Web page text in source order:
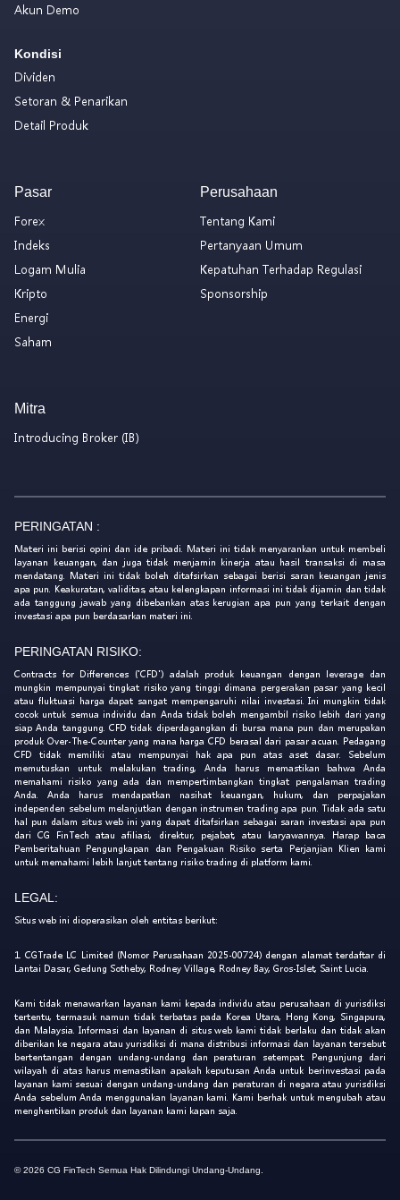
Akun Demo
Kondisi
Dividen
Setoran & Penarikan
Detail Produk
Pasar
Forex
Indeks
Logam Mulia
Kripto
Energi
Saham
Perusahaan
Tentang Kami
Pertanyaan Umum
Kepatuhan Terhadap Regulasi
Sponsorship
Mitra
Introducing Broker (IB)
PERINGATAN :
Materi ini berisi opini dan ide pribadi. Materi ini tidak menyarankan untuk membeli
layanan keuangan, dan juga tidak menjamin kinerja atau hasil transaksi di masa
mendatang. Materi ini tidak boleh ditafsirkan sebagai berisi saran keuangan jenis
apa pun. Keakuratan, validitas, atau kelengkapan informasi ini tidak dijamin dan tidak
ada tanggung jawab yang dibebankan atas kerugian apa pun yang terkait dengan
investasi apa pun berdasarkan materi ini.
PERINGATAN RISIKO:
Contracts for Differences ('CFD') adalah produk keuangan dengan leverage dan
mungkin mempunyai tingkat risiko yang tinggi dimana pergerakan pasar yang kecil
atau fluktuasi harga dapat sangat mempengaruhi nilai investasi. Ini mungkin tidak
cocok untuk semua individu dan Anda tidak boleh mengambil risiko lebih dari yang
siap Anda tanggung. CFD tidak diperdagangkan di bursa mana pun dan merupakan
produk Over-The-Counter yang mana harga CFD berasal dari pasar acuan. Pedagang
CFD tidak memiliki atau mempunyai hak apa pun atas aset dasar. Sebelum
memutuskan untuk melakukan trading, Anda harus memastikan bahwa Anda
memahami risiko yang ada dan mempertimbangkan tingkat pengalaman trading
Anda. Anda harus mendapatkan nasihat keuangan, hukum, dan perpajakan
independen sebelum melanjutkan dengan instrumen trading apa pun. Tidak ada satu
hal pun dalam situs web ini yang dapat ditafsirkan sebagai saran investasi apa pun
dari CG FinTech atau afiliasi, direktur, pejabat, atau karyawannya. Harap baca
Pemberitahuan Pengungkapan dan Pengakuan Risiko serta Perjanjian Klien kami
untuk memahami lebih lanjut tentang risiko trading di platform kami.
LEGAL:
Situs web ini dioperasikan oleh entitas berikut:
1. CGTrade LC Limited (Nomor Perusahaan 2025-00724) dengan alamat terdaftar di
Lantai Dasar, Gedung Sotheby, Rodney Village, Rodney Bay, Gros-Islet, Saint Lucia.
Kami tidak menawarkan layanan kami kepada individu atau perusahaan di yurisdiksi
tertentu, termasuk namun tidak terbatas pada Korea Utara, Hong Kong, Singapura,
dan Malaysia. Informasi dan layanan di situs web kami tidak berlaku dan tidak akan
diberikan ke negara atau yurisdiksi di mana distribusi informasi dan layanan tersebut
bertentangan dengan undang-undang dan peraturan setempat. Pengunjung dari
wilayah di atas harus memastikan apakah keputusan Anda untuk berinvestasi pada
layanan kami sesuai dengan undang-undang dan peraturan di negara atau yurisdiksi
Anda sebelum Anda menggunakan layanan kami. Kami berhak untuk mengubah atau
menghentikan produk dan layanan kami kapan saja.
© 2026 CG FinTech Semua Hak Dilindungi Undang-Undang.